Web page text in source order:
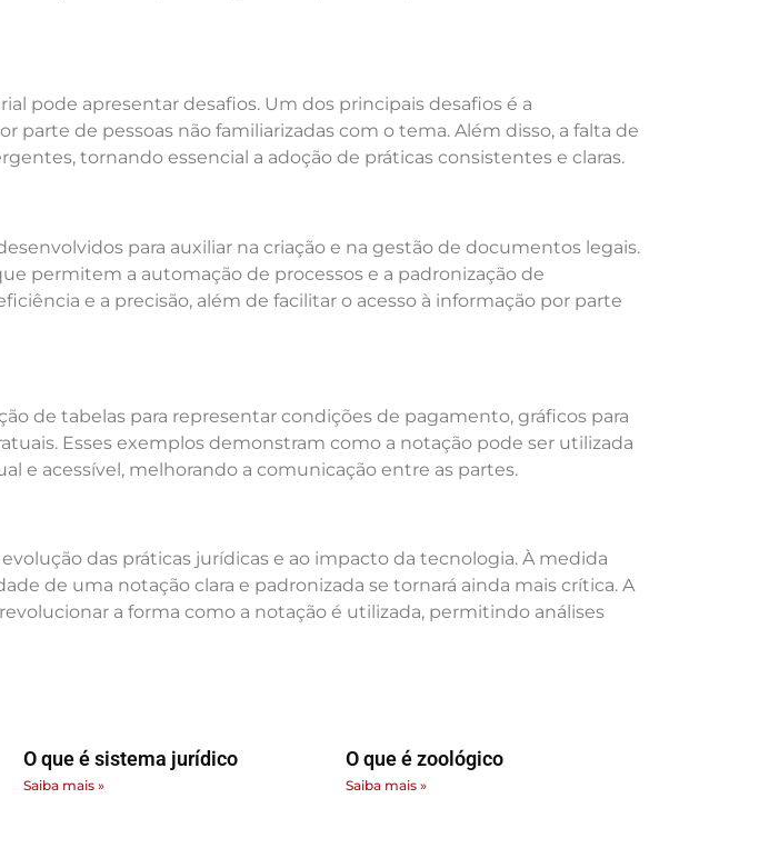
pode apresentar desafios. Um dos principais desafios é a
de pessoas não familiarizadas com o tema. Além disso, a falta de
tornando essencial a adoção de práticas consistentes e claras.
para auxiliar na criação e na gestão de documentos legais.
permitem a automação de processos e a padronização de
e a precisão, além de facilitar o acesso à informação por parte
de tabelas para representar condições de pagamento, gráficos para
Esses exemplos demonstram como a notação pode ser utilizada
e acessível, melhorando a comunicação entre as partes.
das práticas jurídicas e ao impacto da tecnologia. À medida
de uma notação clara e padronizada se tornará ainda mais crítica. A
a forma como a notação é utilizada, permitindo análises
O que é sistema jurídico
Saiba mais »
O que é zoológico
Saiba mais »